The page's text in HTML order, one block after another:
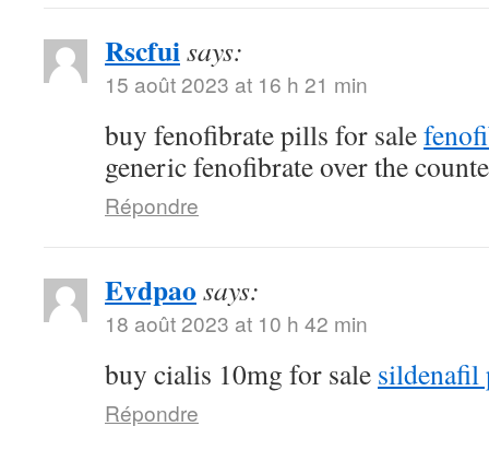
Rscfuisays:
15 août 2023 at 16 h 21 min
buy fenofibrate pills for sale
generic fenofibrate over the
Répondre
Evdpao says:
18 août 2023 at 10 h 42 min
buy cialis 10mg for sale sildenafil
Répondre